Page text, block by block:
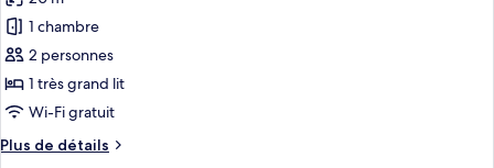
pour
ce
type
de
chambre :
Chambre
1 chambre
2 personnes
1 très grand lit
Wi-Fi gratuit
Plus de détails
Plus